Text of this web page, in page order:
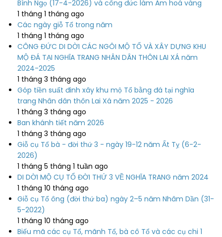
Bính Ngọ (17-4-2026) và công đức làm Am hoá vàng
1 tháng 1 tháng ago
Các ngày giỗ Tổ trong năm
1 tháng 1 tháng ago
CÔNG ĐỨC DI DỜI CÁC NGÔI MỘ TỔ VÀ XÂY DỰNG KHU
MỘ ĐÁ TẠI NGHĨA TRANG NHÂN DÂN THÔN LAI XÁ năm
2024-2025
1 tháng 3 tháng ago
Góp tiền suất đinh xây khu mộ Tổ bằng đá tại nghĩa
trang Nhân dân thôn Lai Xá năm 2025 - 2026
1 tháng 3 tháng ago
Ban khánh tiết năm 2026
1 tháng 3 tháng ago
Giỗ cụ Tổ bà - đời thứ 3 - ngày 19-12 năm Ất Tỵ (6-2-
2026)
1 tháng 5 tháng 1 tuần ago
DI DỜI MỘ CỤ TỔ ĐỜI THỨ 3 VỀ NGHĨA TRANG năm 2024
1 tháng 10 tháng ago
Giỗ cụ Tổ ông (đời thứ ba) ngày 2–5 năm Nhâm Dần (31-
5-2022)
1 tháng 10 tháng ago
Biếu mã các cụ Tổ, mãnh Tổ, bà cô Tổ và các cụ chi 1